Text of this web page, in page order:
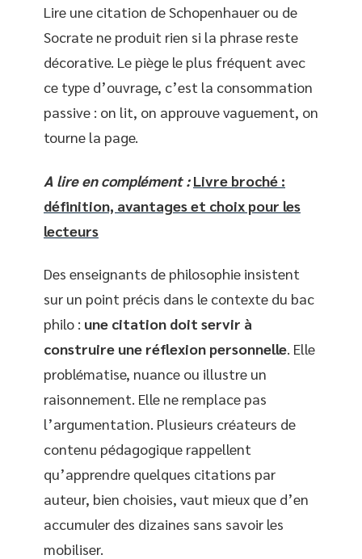
Lire une citation de Schopenhauer ou de
Socrate ne produit rien si la phrase reste
décorative. Le piège le plus fréquent avec
ce type d’ouvrage, c’est la consommation
passive : on lit, on approuve vaguement, on
tourne la page.
A lire en complément : Livre broché :
définition, avantages et choix pour les
lecteurs
Des enseignants de philosophie insistent
sur un point précis dans le contexte du bac
philo : une citation doit servir à
construire une réflexion personnelle. Elle
problématise, nuance ou illustre un
raisonnement. Elle ne remplace pas
l’argumentation. Plusieurs créateurs de
contenu pédagogique rappellent
qu’apprendre quelques citations par
auteur, bien choisies, vaut mieux que d’en
accumuler des dizaines sans savoir les
mobiliser.